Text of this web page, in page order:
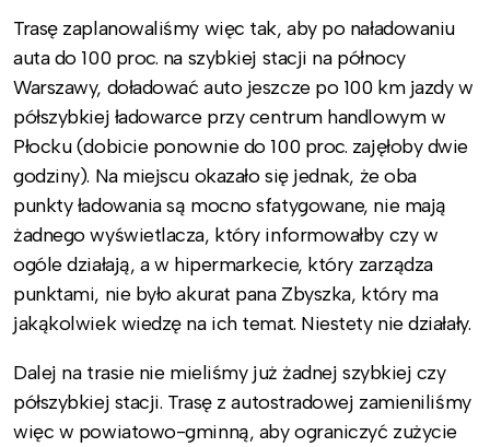
Trasę zaplanowaliśmy więc tak, aby po naładowaniu
auta do 100 proc. na szybkiej stacji na północy
Warszawy, doładować auto jeszcze po 100 km jazdy w
półszybkiej ładowarce przy centrum handlowym w
Płocku (dobicie ponownie do 100 proc. zajęłoby dwie
godziny). Na miejscu okazało się jednak, że oba
punkty ładowania są mocno sfatygowane, nie mają
żadnego wyświetlacza, który informowałby czy w
ogóle działają, a w hipermarkecie, który zarządza
punktami, nie było akurat pana Zbyszka, który ma
jakąkolwiek wiedzę na ich temat. Niestety nie działały.
Dalej na trasie nie mieliśmy już żadnej szybkiej czy
półszybkiej stacji. Trasę z autostradowej zamieniliśmy
więc w powiatowo-gminną, aby ograniczyć zużycie